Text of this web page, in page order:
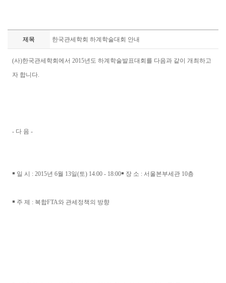
제목 한국관세학회 하계학술대회 안내
(사)한국관세학회에서 2015년도 하계학술발표대회를 다음과 같이 개최하고
자 합니다.
- 다 음 -
￭ 일 시 : 2015년 6월 13일(토) 14:00 - 18:00￭ 장 소 : 서울본부세관 10층
￭ 주 제 : 복합FTA와 관세정책의 방향